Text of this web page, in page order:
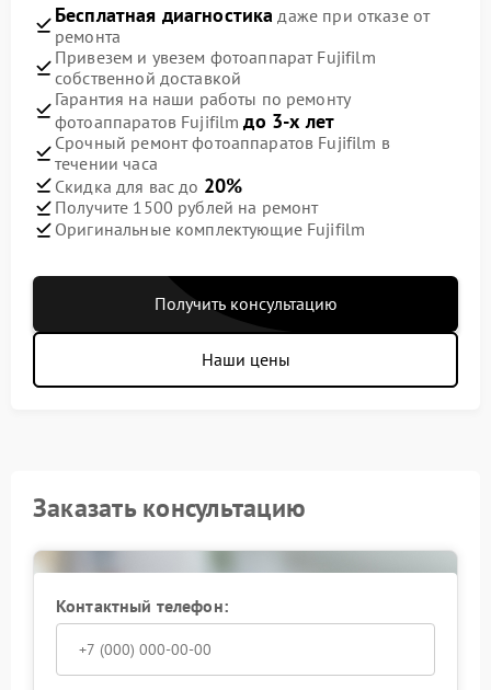
Бесплатная диагностика даже при отказе от
ремонта
Привезем и увезем фотоаппарат Fujifilm
собственной доставкой
Гарантия на наши работы по ремонту
фотоаппаратов Fujifilmдо 3-х лет
Срочный ремонт фотоаппаратов Fujifilm в
течении часа
Скидка для вас до 20%
Получите 1500 рублей на ремонт
Оригинальные комплектующие Fujifilm
Получить консультацию
Наши цены
Заказать консультацию
Контактный телефон: